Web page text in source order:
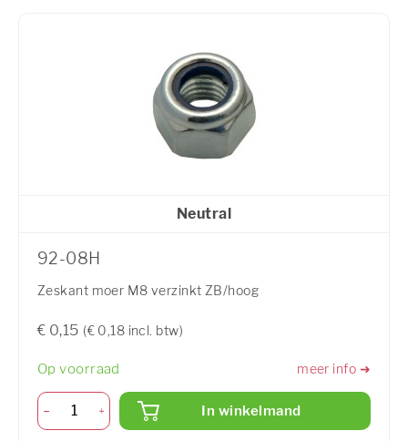
Neutral
92-08H
Zeskant moer M8 verzinkt ZB/hoog
€ 0,15 (€ 0,18 incl. btw)
Op voorraad meer info ➜
In winkelmand